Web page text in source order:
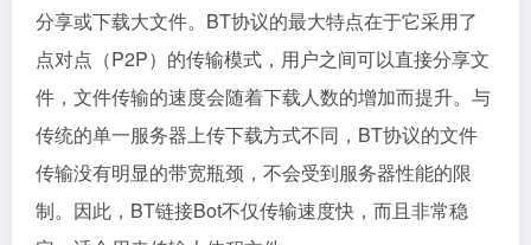
分享或下载大文件。BT协议的最大特点在于它采用了
点对点（P2P）的传输模式，用户之间可以直接分享文
件，文件传输的速度会随着下载人数的增加而提升。与
传统的单一服务器上传下载方式不同，BT协议的文件
传输没有明显的带宽瓶颈，不会受到服务器性能的限
制。因此，BT链接Bot不仅传输速度快，而且非常稳